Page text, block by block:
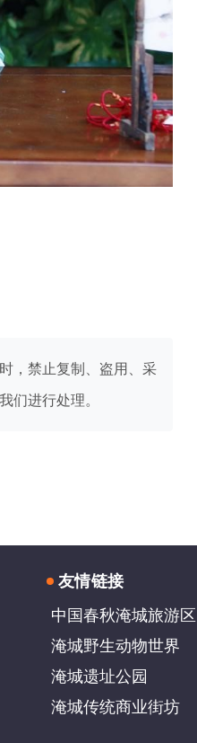
，禁止复制、盗用、采
们进行处理。
友情链接
中国春秋淹城旅游区
淹城野生动物世界
淹城遗址公园
淹城传统商业街坊